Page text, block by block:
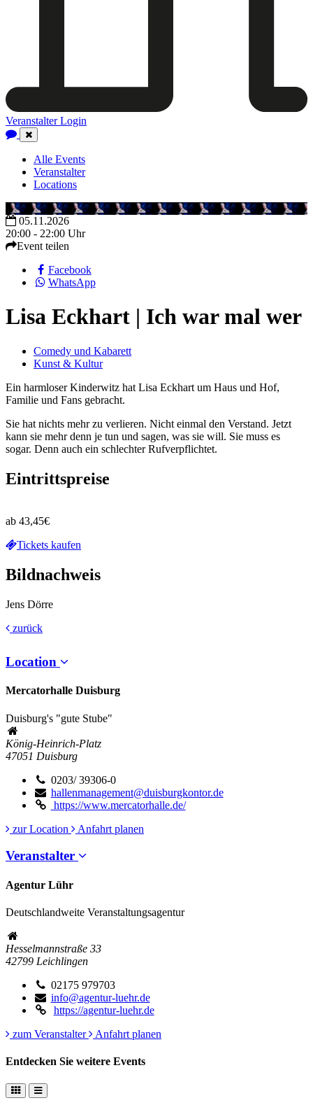
Veranstalter Login
Close
Navigation
Alle Events
Veranstalter
Locations
05.11.2026
20:00 - 22:00 Uhr
Event teilen
Facebook
WhatsApp
Lisa Eckhart | Ich war mal wer
Comedy und Kabarett
Kunst & Kultur
Ein harmloser Kinderwitz hat Lisa Eckhart um Haus und Hof,
Familie und Fans gebracht.
Sie hat nichts mehr zu verlieren. Nicht einmal den Verstand. Jetzt
kann sie mehr denn je tun und sagen, was sie will. Sie muss es
sogar. Denn auch ein schlechter Rufverpflichtet.
Eintrittspreise
ab 43,45€
Tickets kaufen
Bildnachweis
Jens Dörre
zurück
Location
Mercatorhalle Duisburg
Duisburg's "gute Stube"
König-Heinrich-Platz
47051 Duisburg
0203/ 39306-0
hallenmanagement@duisburgkontor.de
https://www.mercatorhalle.de/
zur Location
Anfahrt planen
Veranstalter
Agentur Lühr
Deutschlandweite Veranstaltungsagentur
Hesselmannstraße 33
42799 Leichlingen
02175 979703
info@agentur-luehr.de
https://agentur-luehr.de
zum Veranstalter
Anfahrt planen
Entdecken Sie weitere Events